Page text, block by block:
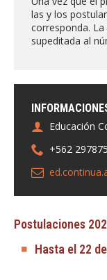
Educación
+562
las y los
corresponda.
supeditada al
Postulaciones
Hasta el 22